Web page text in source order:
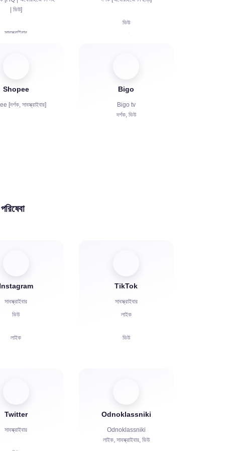
| ভিউ]
সাবস্ক্রাইবার
ভিউ
Shopee
[দর্শক, সাবস্ক্রাইবার]
Bigo
Bigo tv
দর্শক, ভিউ
Instagram
সাবস্ক্রাইবার
ভিউ
লাইক
TikTok
সাবস্ক্রাইবার
লাইক
ভিউ
Twitter
সাবস্ক্রাইবার
Odnoklassniki
Odnoklassniki
লাইক, সাবস্ক্রাইবার, ভিউ